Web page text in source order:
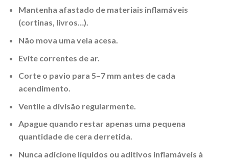
Mantenha afastado de materiais inflamáveis
(cortinas, livros…).
Não mova uma vela acesa.
Evite correntes de ar.
Corte o pavio para 5–7 mm antes de cada
acendimento.
Ventile a divisão regularmente.
Apague quando restar apenas uma pequena
quantidade de cera derretida.
Nunca adicione líquidos ou aditivos inflamáveis à